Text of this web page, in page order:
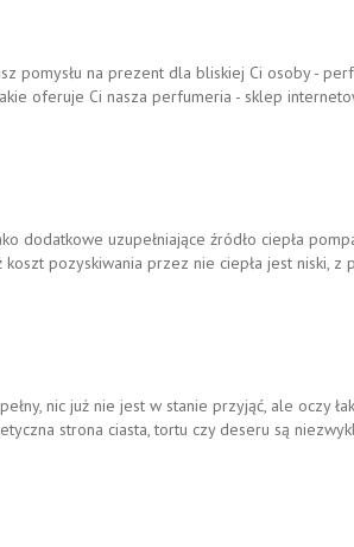
pomysłu na prezent dla bliskiej Ci osoby -
oferuje Ci nasza perfumeria - sklep
uzupełniające źródło ciepła
pozyskiwania przez nie ciepła jest niski,
nic już nie jest w stanie przyjąć, ale oczy
strona ciasta, tortu czy deseru są